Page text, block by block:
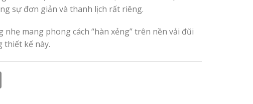
sự đơn giản và thanh lịch rất riêng.
nhẹ mang phong cách “hàn xẻng” trên nền vải đũi
kế này.